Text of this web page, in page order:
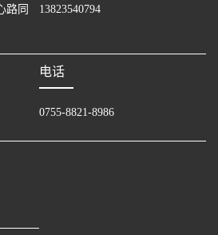
路同
13823540794
电话
0755-8821-8986